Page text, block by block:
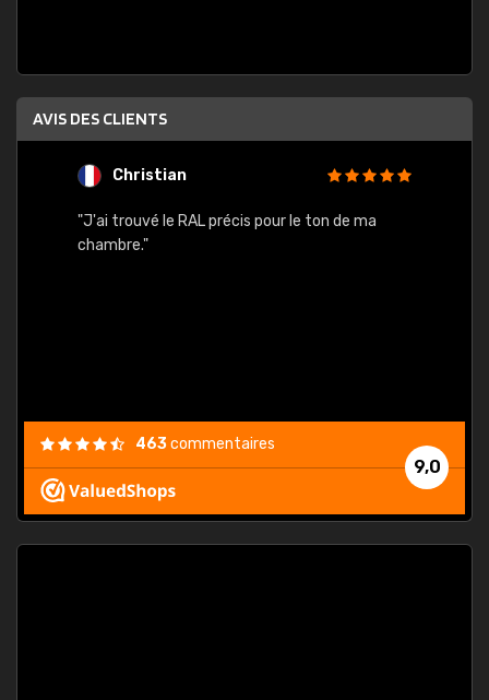
AVIS DES CLIENTS
Christian
"J'ai trouvé le RAL précis pour le ton de ma
chambre."
9,0
463commentaires